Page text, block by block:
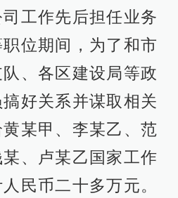
工作先后担任业务
位期间，为了和市
、各区建设局等政
好关系并谋取相关
某甲、李某乙、范
、卢某乙国家工作
民币二十多万元。